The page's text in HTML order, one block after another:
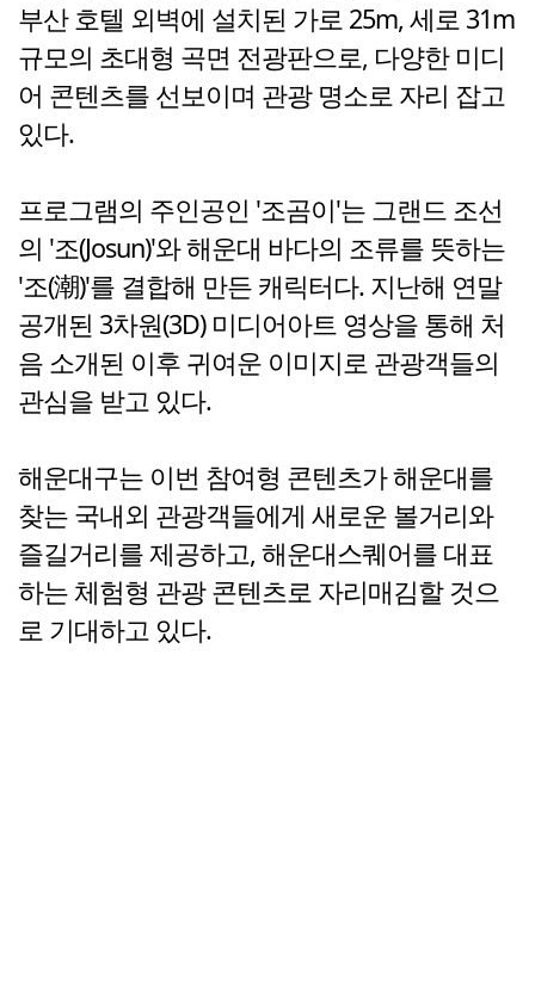
부산 호텔 외벽에 설치된 가로 25m, 세로 31m
규모의 초대형 곡면 전광판으로, 다양한 미디
어 콘텐츠를 선보이며 관광 명소로 자리 잡고
있다.
프로그램의 주인공인 '조곰이'는 그랜드 조선
의 '조(Josun)'와 해운대 바다의 조류를 뜻하는
'조(潮)'를 결합해 만든 캐릭터다. 지난해 연말
공개된 3차원(3D) 미디어아트 영상을 통해 처
음 소개된 이후 귀여운 이미지로 관광객들의
관심을 받고 있다.
해운대구는 이번 참여형 콘텐츠가 해운대를
찾는 국내외 관광객들에게 새로운 볼거리와
즐길거리를 제공하고, 해운대스퀘어를 대표
하는 체험형 관광 콘텐츠로 자리매김할 것으
로 기대하고 있다.